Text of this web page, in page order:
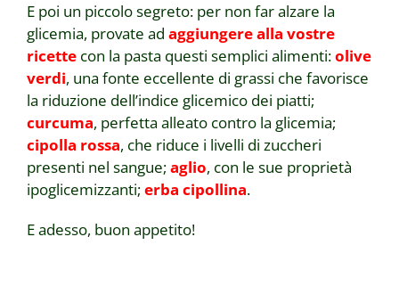
E poi un piccolo segreto: per non far alzare la
glicemia, provate ad aggiungere alla vostre
ricette con la pasta questi semplici alimenti:olive
verdi, una fonte eccellente di grassi che favorisce
la riduzione dell’indice glicemico dei piatti;
curcuma, perfetta alleato contro la glicemia;
cipolla rossa, che riduce i livelli di zuccheri
presenti nel sangue;aglio, con le sue proprietà
ipoglicemizzanti;erba cipollina.
E adesso, buon appetito!